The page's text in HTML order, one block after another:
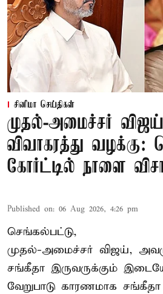
சினிமா செய்திகள்
முதல்-அமைச்சர்
விவாகரத்து வழக்கு:
கோர்ட்டில் நாளை
Published on: 06 Aug 2026, 4:26 pm
செங்கல்பட்டு,
முதல்-அமைச்சர் விஜய்,
சங்கீதா இருவருக்கும்
வேறுபாடு காரணமாக சங்கீதா